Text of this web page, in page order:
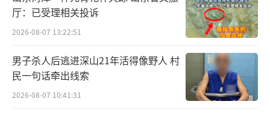
厅：已受理相关投诉
2026-08-07 13:22:51
男子杀人后逃进深山21年活得像野人 村
民一句话牵出线索
2026-08-07 10:41:31